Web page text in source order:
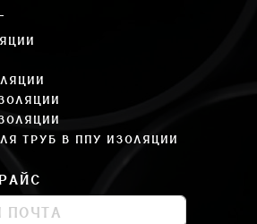
ТРУБ В ППУ ИЗОЛЯЦИИ